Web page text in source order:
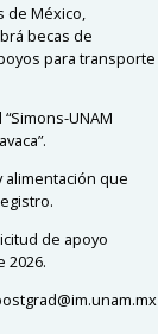
de México,
becas de
para transporte
UNAM
alimentación que
de apoyo
2026.